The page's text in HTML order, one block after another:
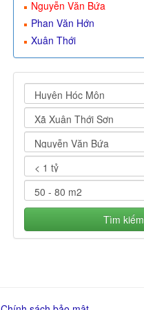
Nguyễn Văn Bứa
Phan Văn Hớn
Xuân Thới
Tìm kiếm